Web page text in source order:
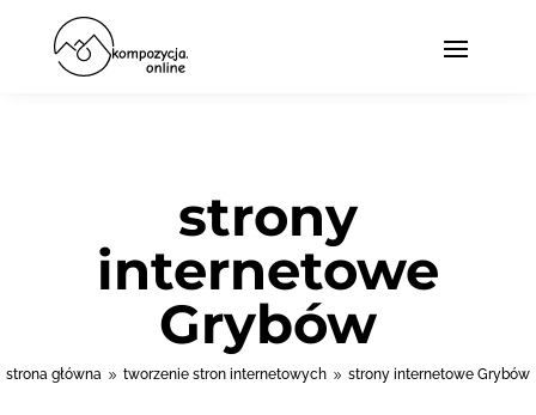
strony
internetowe
Grybów
strona główna 9 tworzenie stron internetowych 9 strony internetowe Grybów